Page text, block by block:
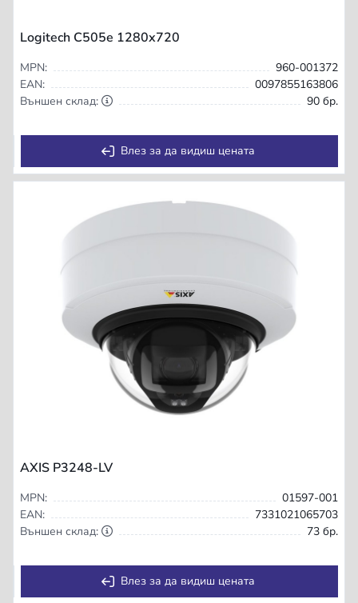
Logitech C505e 1280x720
MPN:
960-001372
EAN:
0097855163806
Външен склад:
90 бр.
Влез за да видиш цената
AXIS P3248-LV
MPN:
01597-001
EAN:
7331021065703
Външен склад:
73 бр.
Влез за да видиш цената